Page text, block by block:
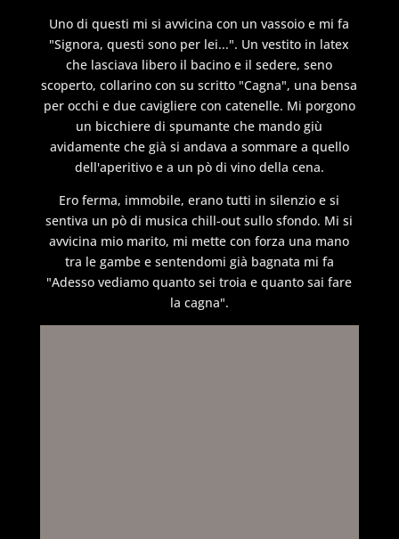
Uno di questi mi si avvicina con un vassoio e mi fa
"Signora, questi sono per lei...". Un vestito in latex
che lasciava libero il bacino e il sedere, seno
scoperto, collarino con su scritto "Cagna", una bensa
per occhi e due cavigliere con catenelle. Mi porgono
un bicchiere di spumante che mando giù
avidamente che già si andava a sommare a quello
dell'aperitivo e a un pò di vino della cena.
Ero ferma, immobile, erano tutti in silenzio e si
sentiva un pò di musica chill-out sullo sfondo. Mi si
avvicina mio marito, mi mette con forza una mano
tra le gambe e sentendomi già bagnata mi fa
"Adesso vediamo quanto sei troia e quanto sai fare
la cagna".